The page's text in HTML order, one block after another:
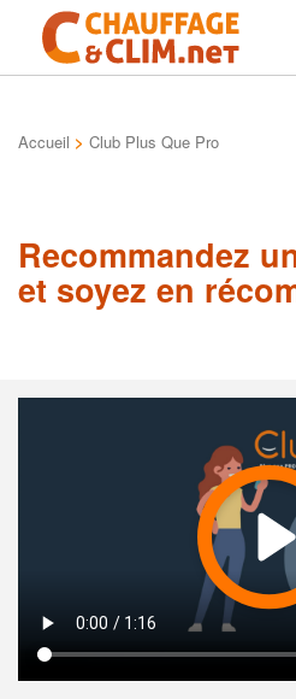
Accueil > Club Plus Que Pro
Recommandez
et soyez en